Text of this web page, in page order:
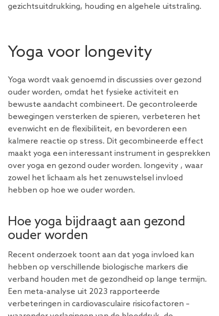
gezichtsuitdrukking, houding en algehele uitstraling.
Yoga voor longevity
Yoga wordt vaak genoemd in discussies over gezond
ouder worden, omdat het fysieke activiteit en
bewuste aandacht combineert. De gecontroleerde
bewegingen versterken de spieren, verbeteren het
evenwicht en de flexibiliteit, en bevorderen een
kalmere reactie op stress. Dit gecombineerde effect
maakt yoga een interessant instrument in gesprekken
over yoga en gezond ouder worden. longevity , waar
zowel het lichaam als het zenuwstelsel invloed
hebben op hoe we ouder worden.
Hoe yoga bijdraagt ​​aan gezond
ouder worden
Recent onderzoek toont aan dat yoga invloed kan
hebben op verschillende biologische markers die
verband houden met de gezondheid op lange termijn.
Een meta-analyse uit 2023 rapporteerde
verbeteringen in cardiovasculaire risicofactoren –